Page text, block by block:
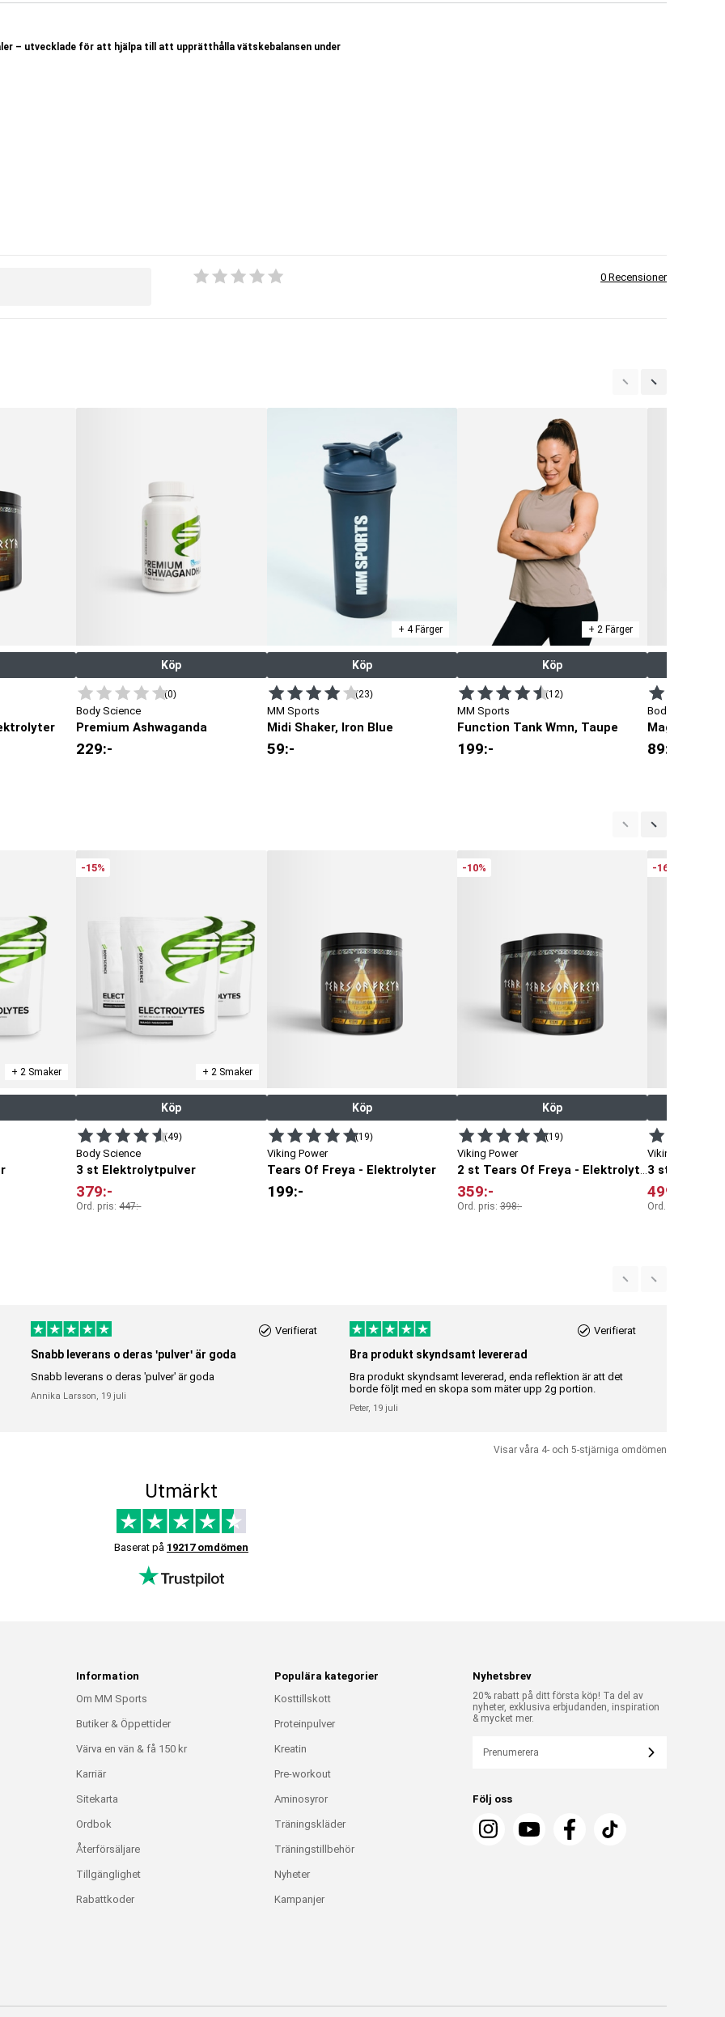
– utvecklade för att hjälpa till att upprätthålla vätskebalansen under
dagar.
Innehåller koffein (upp till 300 mg per daglig dos). Förvaras torrt i
ej överskridas. Kosttillskott bör inte ersätta en varierad och balanserad
0 Recensioner
Köp
(0)
Body Science
Premium Ashwaganda
229:-
+ 4 Färger
Köp
(23)
MM Sports
Midi Shaker, Iron Blue
59:-
+ 2 Färger
Köp
(12)
MM Sports
Function Tank Wmn, Taupe
199:-
Body Science
Magnesium
89:-
+ 2 Smaker
-15%
+ 2 Smaker
Köp
(49)
Body Science
3 st Elektrolytpulver
379:-
Ord. pris:447:-
Köp
(19)
Viking Power
Tears Of Freya - Elektrolyter
199:-
-10%
Köp
(19)
Viking Power
2 st Tears Of Freya - Elektrolyter
359:-
Ord. pris:398:-
-16%
Viking Power
499
Ord. pris:
Verifierat
Snabb leverans o deras 'pulver' är goda
Snabb leverans o deras 'pulver' är goda
Annika Larsson, 19 juli
Verifierat
Bra produkt skyndsamt levererad
Bra produkt skyndsamt levererad, enda reflektion är att det
borde följt med en skopa som mäter upp 2g portion.
Peter, 19 juli
Visar våra 4- och 5-stjärniga omdömen
Utmärkt
Baserat på 19217 omdömen
Information
Om MM Sports
Butiker & Öppettider
Värva en vän & få 150 kr
Karriär
Sitekarta
Ordbok
Återförsäljare
Tillgänglighet
Rabattkoder
Populära kategorier
Kosttillskott
Proteinpulver
Kreatin
Pre-workout
Aminosyror
Träningskläder
Träningstillbehör
Nyheter
Kampanjer
Nyhetsbrev
20% rabatt på ditt första köp! Ta del av
nyheter, exklusiva erbjudanden, inspiration
& mycket mer.
Prenumerera
Följ oss